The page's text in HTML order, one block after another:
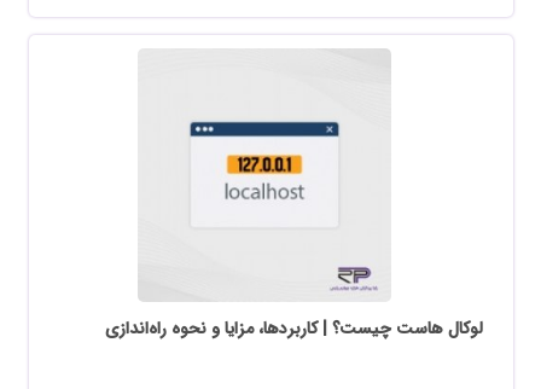
لوکال هاست چیست؟ | کاربردها، مزایا و نحوه راه‌اندازی